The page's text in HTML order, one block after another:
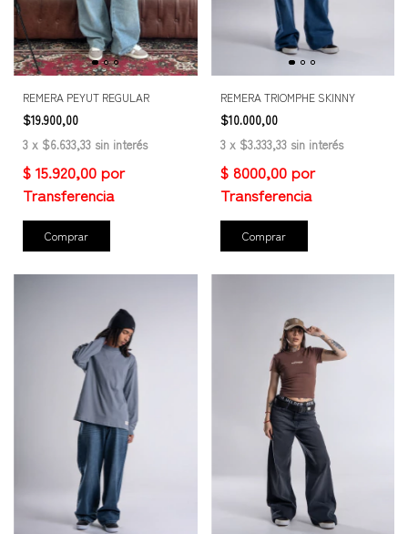
REMERA PEYUT REGULAR
$19.900,00
3 x $6.633,33 sin interés
Comprar
REMERA TRIOMPHE SKINNY
$10.000,00
3 x $3.333,33 sin interés
Comprar